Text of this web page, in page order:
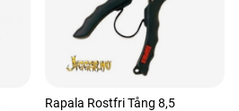
Rapala Rostfri Tång 8,5